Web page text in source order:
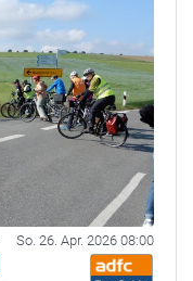
So. 26. Apr. 2026 08:00